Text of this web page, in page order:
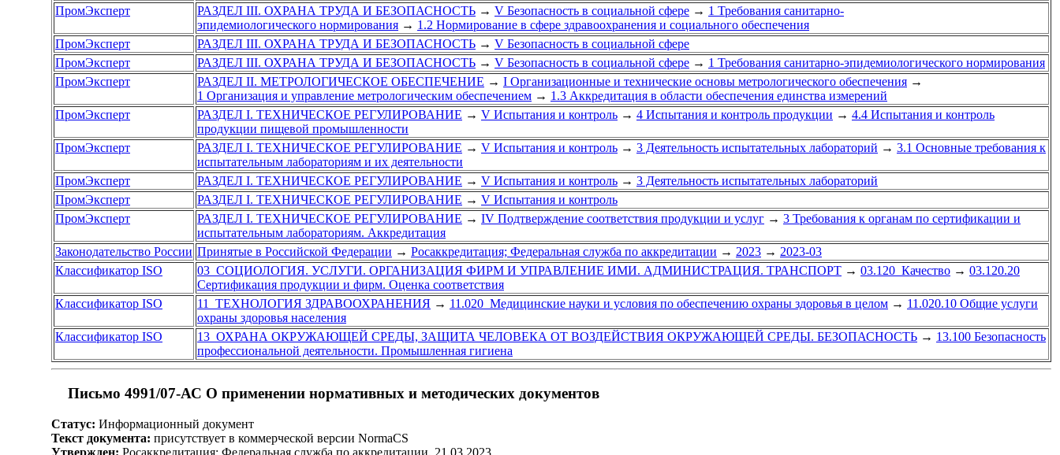
ПромЭксперт
РАЗДЕЛ III. ОХРАНА ТРУДА И БЕЗОПАСНОСТЬ → V Безопасность в социальной сфере → 1 Требования санитарно-
эпидемиологического нормирования → 1.2 Нормирование в сфере здравоохранения и социального обеспечения
ПромЭксперт
РАЗДЕЛ III. ОХРАНА ТРУДА И БЕЗОПАСНОСТЬ → V Безопасность в социальной сфере
ПромЭксперт
РАЗДЕЛ III. ОХРАНА ТРУДА И БЕЗОПАСНОСТЬ → V Безопасность в социальной сфере → 1 Требования санитарно-эпидемиологического нормирования
ПромЭксперт
РАЗДЕЛ II. МЕТРОЛОГИЧЕСКОЕ ОБЕСПЕЧЕНИЕ → I Организационные и технические основы метрологического обеспечения →
1 Организация и управление метрологическим обеспечением → 1.3 Аккредитация в области обеспечения единства измерений
ПромЭксперт
РАЗДЕЛ I. ТЕХНИЧЕСКОЕ РЕГУЛИРОВАНИЕ → V Испытания и контроль → 4 Испытания и контроль продукции → 4.4 Испытания и контроль
продукции пищевой промышленности
ПромЭксперт
РАЗДЕЛ I. ТЕХНИЧЕСКОЕ РЕГУЛИРОВАНИЕ → V Испытания и контроль → 3 Деятельность испытательных лабораторий → 3.1 Основные требования к
испытательным лабораториям и их деятельности
ПромЭксперт
РАЗДЕЛ I. ТЕХНИЧЕСКОЕ РЕГУЛИРОВАНИЕ → V Испытания и контроль → 3 Деятельность испытательных лабораторий
ПромЭксперт
РАЗДЕЛ I. ТЕХНИЧЕСКОЕ РЕГУЛИРОВАНИЕ → V Испытания и контроль
ПромЭксперт
РАЗДЕЛ I. ТЕХНИЧЕСКОЕ РЕГУЛИРОВАНИЕ → IV Подтверждение соответствия продукции и услуг → 3 Требования к органам по сертификации и
испытательным лабораториям. Аккредитация
Законодательство России Принятые в Российской Федерации → Росаккредитация; Федеральная служба по аккредитации → 2023 → 2023-03
Классификатор ISO
03 СОЦИОЛОГИЯ. УСЛУГИ. ОРГАНИЗАЦИЯ ФИРМ И УПРАВЛЕНИЕ ИМИ. АДМИНИСТРАЦИЯ. ТРАНСПОРТ → 03.120 Качество → 03.120.20
Сертификация продукции и фирм. Оценка соответствия
Классификатор ISO
11 ТЕХНОЛОГИЯ ЗДРАВООХРАНЕНИЯ → 11.020 Медицинские науки и условия по обеспечению охраны здоровья в целом → 11.020.10 Общие услуги
охраны здоровья населения
Классификатор ISO
13 ОХРАНА ОКРУЖАЮЩЕЙ СРЕДЫ, ЗАЩИТА ЧЕЛОВЕКА ОТ ВОЗДЕЙСТВИЯ ОКРУЖАЮЩЕЙ СРЕДЫ. БЕЗОПАСНОСТЬ → 13.100 Безопасность
профессиональной деятельности. Промышленная гигиена
Письмо 4991/07-АС О применении нормативных и методических документов
Статус: Информационный документ
Текст документа: присутствует в коммерческой версии NormaCS
Утвержден: Росаккредитация; Федеральная служба по аккредитации, 21.03.2023